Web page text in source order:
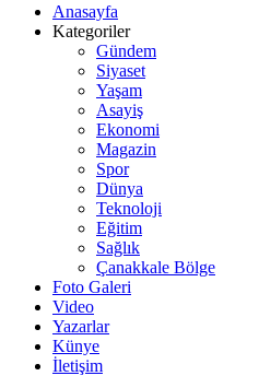
Anasayfa
Kategoriler
Gündem
Siyaset
Yaşam
Asayiş
Ekonomi
Magazin
Spor
Dünya
Teknoloji
Eğitim
Sağlık
Çanakkale Bölge
Foto Galeri
Video
Yazarlar
Künye
İletişim